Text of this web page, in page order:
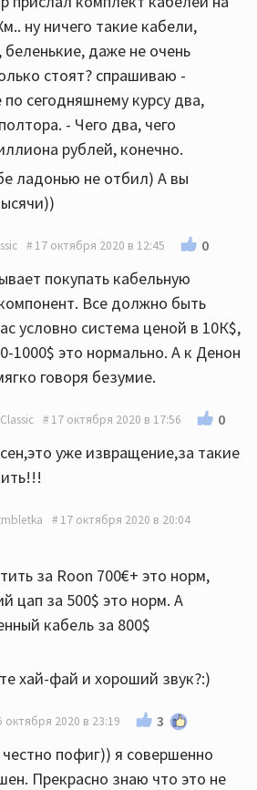
ну ничего такие кабели,
даже не очень
стоят? спрашиваю -
по сегодняшнему курсу два,
- Чего два, чего
рублей, конечно.
ладонью не отбил) А вы
17 октября 2020 в 12:45 0
покупать кабельную
Все должно быть
условно система ценой в 10К$,
1000$ это нормально. А к Денон
говоря безумие.
17 октября 2020 в 17:56 0
уже извращение,за такие
17 октября 2020 в 20:04
за Roon 700€+ это норм,
цап за 500$ это норм. А
кабель за 800$
хай-фай и хороший звук?:)
октября 2020 в 23:19 3
пофиг)) я совершенно
Прекрасно знаю что это не